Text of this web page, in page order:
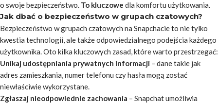
o swoje bezpieczeństwo. To kluczowe dla komfortu użytkowania.
Jak dbać o bezpieczeństwo w grupach czatowych?
Bezpieczeństwo w grupach czatowych na Snapchacie to nie tylko
kwestia technologii, ale także odpowiedzialnego podejścia każdego
użytkownika. Oto kilka kluczowych zasad, które warto przestrzegać:
Unikaj udostępniania prywatnych informacji – dane takie jak
adres zamieszkania, numer telefonu czy hasła mogą zostać
niewłaściwie wykorzystane.
Zgłaszaj nieodpowiednie zachowania – Snapchat umożliwia